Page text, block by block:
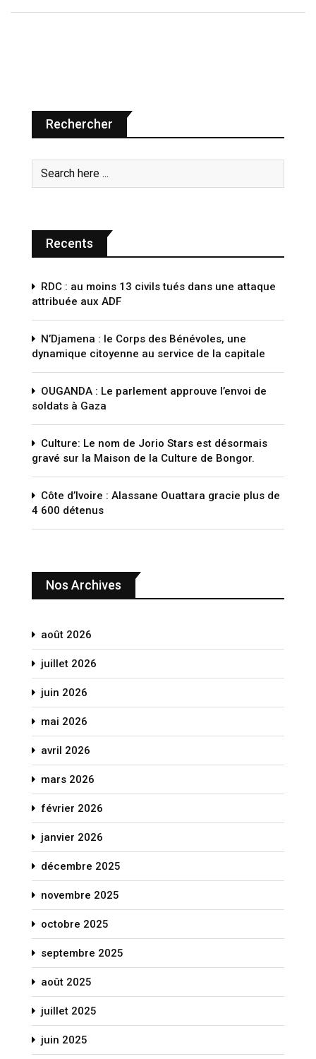
Rechercher
Recents
RDC : au moins 13 civils tués dans une attaque
attribuée aux ADF
N’Djamena : le Corps des Bénévoles, une
dynamique citoyenne au service de la capitale
OUGANDA : Le parlement approuve l’envoi de
soldats à Gaza
Culture: Le nom de Jorio Stars est désormais
gravé sur la Maison de la Culture de Bongor.
Côte d’Ivoire : Alassane Ouattara gracie plus de
4 600 détenus
Nos Archives
août 2026
juillet 2026
juin 2026
mai 2026
avril 2026
mars 2026
février 2026
janvier 2026
décembre 2025
novembre 2025
octobre 2025
septembre 2025
août 2025
juillet 2025
juin 2025